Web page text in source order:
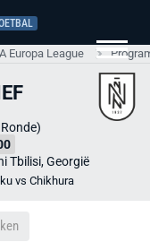
Europa League
Tbilisi, Georgië
vs Chikhura